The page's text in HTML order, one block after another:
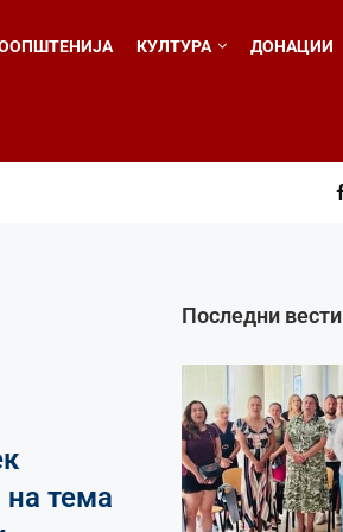
КУЛТУРА ДОНАЦИИ
на тема
Последни вести